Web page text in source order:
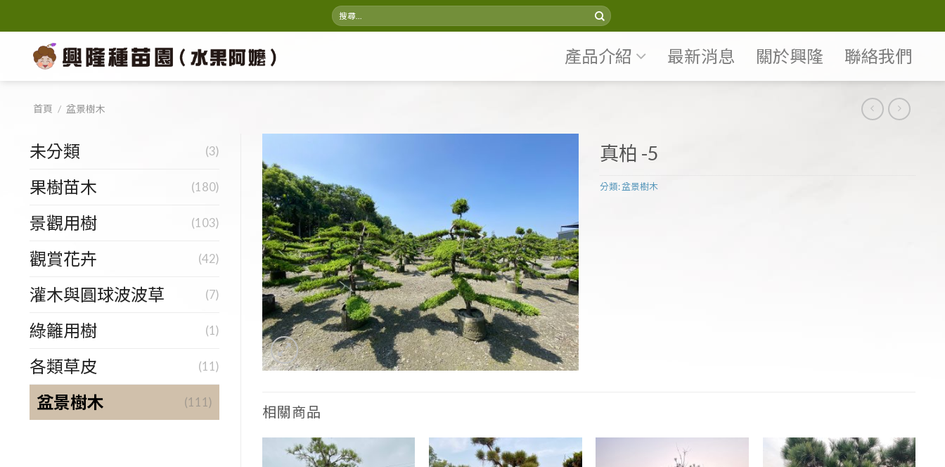
搜
尋
產品介紹 最新消息 關於興隆 聯絡我們
首頁 / 盆景樹木
未分類 (3)
果樹苗木 (180)
景觀用樹 (103)
觀賞花卉 (42)
灌木與圓球波波草 (7)
綠籬用樹 (1)
各類草皮 (11)
盆景樹木 (111)
真柏 -5
分類:盆景樹木
相關商品